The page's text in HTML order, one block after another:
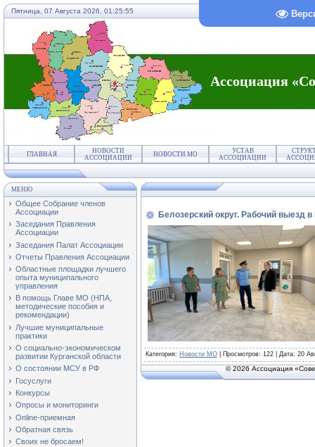
Пятница, 07 Августа 2026, 01:25:56
Ассоциация
ГЛАВНАЯ
НОВОСТИ
АССОЦИАЦИИ
НОВОСТИ МО
УСТАВ
АССОЦИАЦИИ
МЕНЮ
Общее Собрание членов
Ассоциации
Заседания Правления
Ассоциации
Заседания Палат Ассоциации
Отчеты Правления Ассоциации
Областные площадки лучшего
опыта муниципального
управления
В помощь Главе МО (НПА,
методические пособия и
рекомендации)
Лучшие муниципальные
практики
О социально-экономическом
развитии Курганской области
О состоянии МСУ в РФ
Госуслуги
Конкурсы
Опросы и мониторинги
Online-приемная
Обратная связь
Своих не бросаем!
Белозерский округ. Рабочий выезд
Категория: Новости МО Просмотров: 122 | Дата: 20
© 2026 Ассоциация